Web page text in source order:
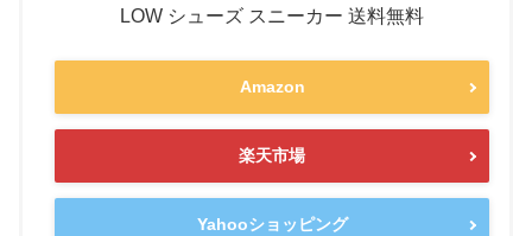
LOW シューズ スニーカー 送料無料
Amazon
楽天市場
Yahooショッピング